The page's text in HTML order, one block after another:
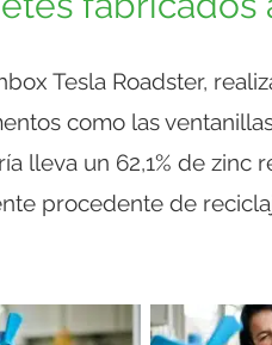
Tesla Roadster,
como las
lleva un 62,1% de zinc
procedente de